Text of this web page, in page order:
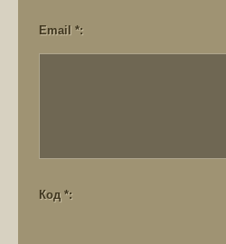
Email *:
Код *: